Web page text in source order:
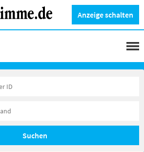
Anzeige schalten
Suchen